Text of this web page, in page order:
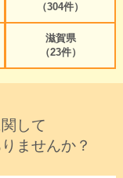
（304件）
滋賀県
（23件）
して
ませんか？